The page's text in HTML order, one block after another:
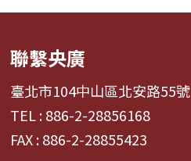
聯繫央廣
臺北市104中山區北安路55號
TEL : 886-2-28856168
FAX : 886-2-28855423